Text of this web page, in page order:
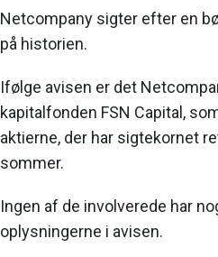
Netcompany sigter efter en
på historien.
Ifølge avisen er det
kapitalfonden FSN Capital,
aktierne, der har sigtekornet
sommer.
Ingen af de involverede har
oplysningerne i avisen.